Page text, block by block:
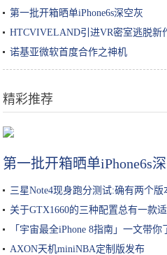
第一批开箱晒单iPhone6s深空灰
HTCVIVELAND引进VR密室逃脱新
诺基亚微软首度合作之神机
精彩推荐
280处国家5A级旅游景区中，有座
第一批开箱晒单iPhone6s
三星Note4现身跑分测试:确有两个版
关于GTX1660的三种配置总有一款
「宇宙最全iPhone 8指南」一文带
AXON天机miniNBA定制版发布